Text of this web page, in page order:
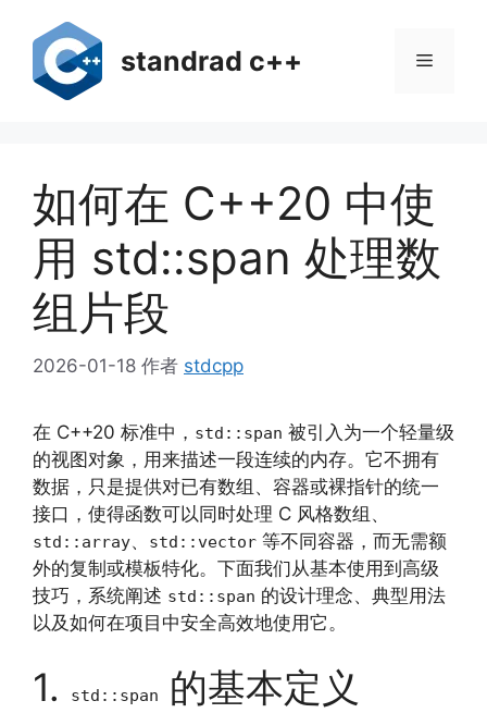
standrad c++ 菜
如何在 C++20 中使
用 std::span 处理数
组片段
2026-01-18 作者 stdcpp
在 C++20 标准中， std::span 被引入为一个轻量级
的视图对象，用来描述一段连续的内存。它不拥有
数据，只是提供对已有数组、容器或裸指针的统一
接口，使得函数可以同时处理 C 风格数组、
std::array、 std::vector 等不同容器，而无需额
外的复制或模板特化。下面我们从基本使用到高级
技巧，系统阐述 std::span 的设计理念、典型用法
以及如何在项目中安全高效地使用它。
1. std::span 的基本定义